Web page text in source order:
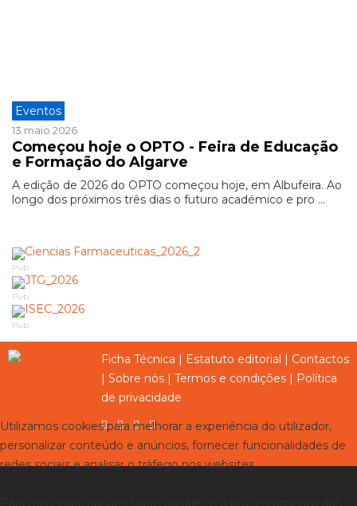
Eventos
13 maio 2026
Começou hoje o OPTO - Feira de Educação
e Formação do Algarve
A edição de 2026 do OPTO começou hoje, em Albufeira. Ao
longo dos próximos três dias o futuro académico e pro ...
Pub
Pub
Pub
Ficha Técnica Estatuto editorial
Contactos
Sobre nós Termos e condições
Política
de privacidade
Utilizamos cookies para melhorar a experiência do utilizador,
personalizar conteúdo e anúncios, fornecer funcionalidades de
redes sociais e analisar o tráfego nos websites.